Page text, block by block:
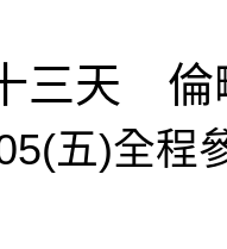
三天 倫
五)全程